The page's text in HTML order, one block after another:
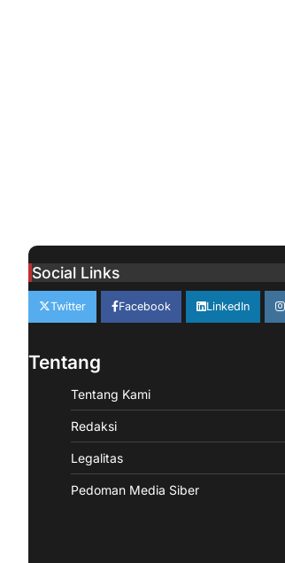
Social Links
Twitter Facebook LinkedIn
Tentang
Tentang Kami
Redaksi
Legalitas
Pedoman Media Siber